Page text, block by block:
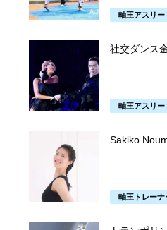
軸王アスリー
社交ダンス
軸王アスリー
Sakiko
軸王トレーナ